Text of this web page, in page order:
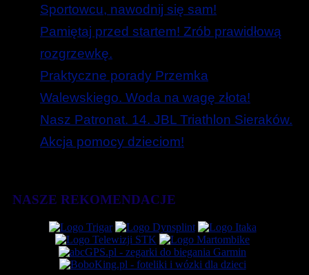
Sportowcu, nawodnij się sam!
Pamiętaj przed startem! Zrób prawidłową
rozgrzewkę.
Praktyczne porady Przemka
Walewskiego. Woda na wagę złota!
Nasz Patronat. 14. JBL Triathlon Sieraków.
Akcja pomocy dzieciom!
NASZE REKOMENDACJE